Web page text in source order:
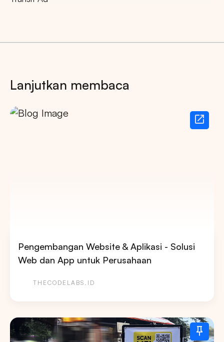
Lanjutkan membaca
Pengembangan Website & Aplikasi - Solusi
Web dan App untuk Perusahaan
THECODELABS.ID